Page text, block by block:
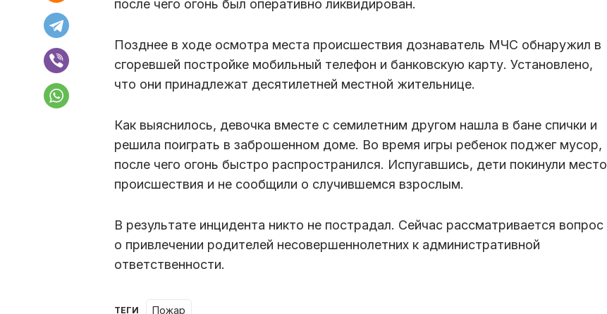
после чего огонь был оперативно ликвидирован.
Позднее в ходе осмотра места происшествия дознаватель МЧС обнаружил в
сгоревшей постройке мобильный телефон и банковскую карту. Установлено,
что они принадлежат десятилетней местной жительнице.
Как выяснилось, девочка вместе с семилетним другом нашла в бане спички и
решила поиграть в заброшенном доме. Во время игры ребенок поджег мусор,
после чего огонь быстро распространился. Испугавшись, дети покинули место
происшествия и не сообщили о случившемся взрослым.
В результате инцидента никто не пострадал. Сейчас рассматривается вопрос
о привлечении родителей несовершеннолетних к административной
ответственности.
ТЕГИ пожар